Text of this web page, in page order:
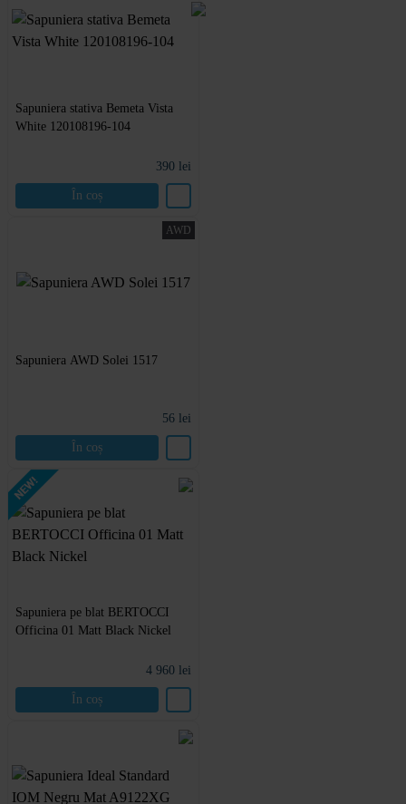
Sapuniera stativa Bemeta Vista
White 120108196-104
390 lei
În coș
AWD
Sapuniera AWD Solei 1517
56 lei
În coș
Sapuniera pe blat BERTOCCI
Officina 01 Matt Black Nickel
4 960 lei
În coș